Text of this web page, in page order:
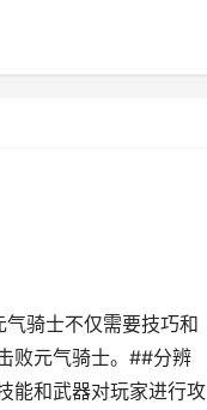
骑士不仅需要技巧和
败元气骑士。##分辨
能和武器对玩家进行攻